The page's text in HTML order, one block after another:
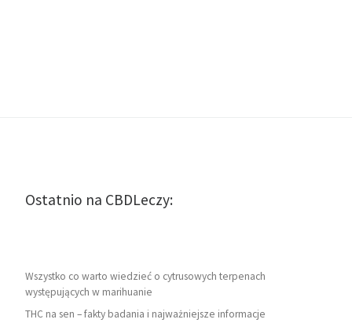
Ostatnio na CBDLeczy:
Wszystko co warto wiedzieć o cytrusowych terpenach
występujących w marihuanie
THC na sen – fakty badania i najważniejsze informacje